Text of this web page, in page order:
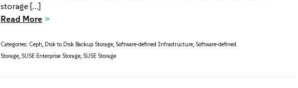
storage […]
Read More
Categories: Ceph, Disk to Disk Backup Storage, Software-defined Infrastructure, Software-defined
Storage, SUSE Enterprise Storage, SUSE Storage